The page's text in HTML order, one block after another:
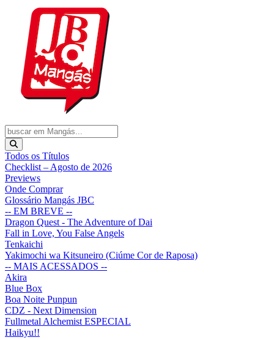
Todos os Títulos
Checklist – Agosto de 2026
Previews
Onde Comprar
Glossário Mangás JBC
-- EM BREVE --
Dragon Quest - The Adventure of Dai
Fall in Love, You False Angels
Tenkaichi
Yakimochi wa Kitsuneiro (Ciúme Cor de Raposa)
-- MAIS ACESSADOS --
Akira
Blue Box
Boa Noite Punpun
CDZ - Next Dimension
Fullmetal Alchemist ESPECIAL
Haikyu!!